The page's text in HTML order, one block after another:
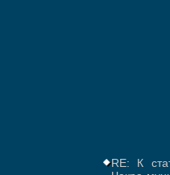
RE: К